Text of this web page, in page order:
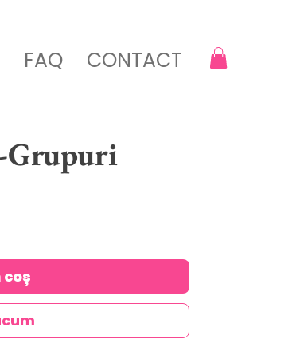
CONTACT
FAQ
Grupuri